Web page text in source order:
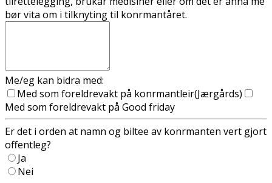
bør vita om i tilknyting til konfirmantåret.
Me/eg kan bidra med:
Med som foreldrevakt på konfirmantleir(Jærgårds)
Med som foreldrevakt på Good friday
Er det i orden at namn og biltee av konfirmanten vert gjort
offentleg?
Ja
Nei